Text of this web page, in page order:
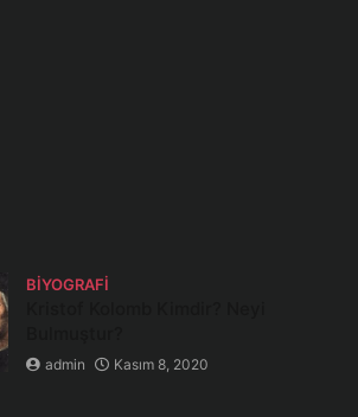
BIYOGRAFI
admin Kasım 8, 2020